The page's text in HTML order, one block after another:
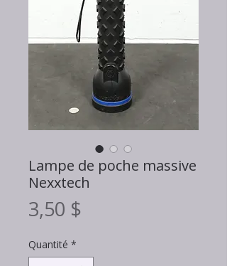
Lampe de poche massive
Nexxtech
3,50 $
Quantité *